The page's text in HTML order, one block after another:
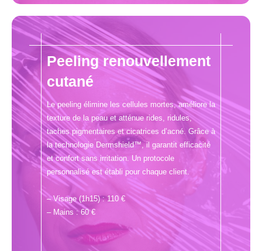
Peeling renouvellement
cutané
Le peeling élimine les cellules mortes, améliore la
texture de la peau et atténue rides, ridules,
taches pigmentaires et cicatrices d’acné. Grâce à
la technologie Dermshield™, il garantit efficacité
et confort sans irritation. Un protocole
personnalisé est établi pour chaque client.
– Visage (1h15) : 110 €
– Mains : 60 €